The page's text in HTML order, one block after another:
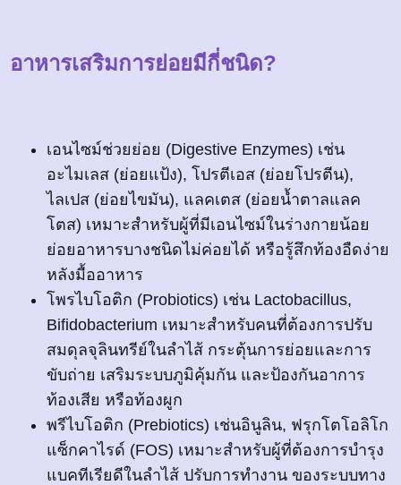
อาหารเสริมการย่อยมีกี่ชนิด?
เอนไซม์ช่วยย่อย (Digestive Enzymes) เช่น
อะไมเลส (ย่อยแป้ง), โปรตีเอส (ย่อยโปรตีน),
ไลเปส (ย่อยไขมัน), แลคเตส (ย่อยน้ำตาลแลค
โตส) เหมาะสำหรับผู้ที่มีเอนไซม์ในร่างกายน้อย
ย่อยอาหารบางชนิดไม่ค่อยได้ หรือรู้สึกท้องอืดง่าย
หลังมื้ออาหาร
โพรไบโอติก (Probiotics) เช่น Lactobacillus,
Bifidobacterium เหมาะสำหรับคนที่ต้องการปรับ
สมดุลจุลินทรีย์ในลำไส้ กระตุ้นการย่อยและการ
ขับถ่าย เสริมระบบภูมิคุ้มกัน และป้องกันอาการ
ท้องเสีย หรือท้องผูก
พรีไบโอติก (Prebiotics) เช่นอินูลิน, ฟรุกโตโอลิโก
แซ็กคาไรด์ (FOS) เหมาะสำหรับผู้ที่ต้องการบำรุง
แบคทีเรียดีในลำไส้ ปรับการทำงาน ของระบบทาง